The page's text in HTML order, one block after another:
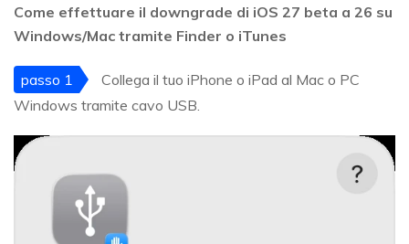
Come effettuare il downgrade di iOS 27 beta a 26 su
Windows/Mac tramite Finder o iTunes
passo 1
Collega il tuo iPhone o iPad al Mac o PC
Windows tramite cavo USB.